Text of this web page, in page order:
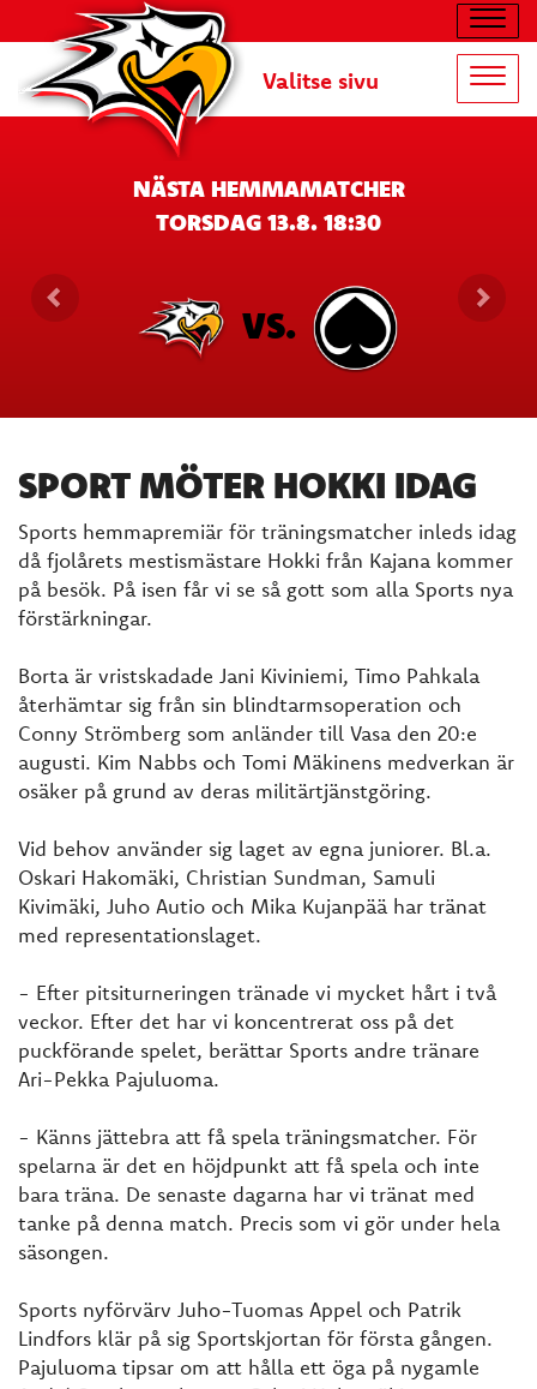
Valitse sivu
NÄSTA HEMMAMATCHER
TORSDAG 13.8. 18:30
VS.
SPORT MÖTER HOKKI IDAG
Sports hemmapremiär för träningsmatcher inleds idag
då fjolårets mestismästare Hokki från Kajana kommer
på besök. På isen får vi se så gott som alla Sports nya
förstärkningar.
Borta är vristskadade Jani Kiviniemi, Timo Pahkala
återhämtar sig från sin blindtarmsoperation och
Conny Strömberg som anländer till Vasa den 20:e
augusti. Kim Nabbs och Tomi Mäkinens medverkan är
osäker på grund av deras militärtjänstgöring.
Vid behov använder sig laget av egna juniorer. Bl.a.
Oskari Hakomäki, Christian Sundman, Samuli
Kivimäki, Juho Autio och Mika Kujanpää har tränat
med representationslaget.
- Efter pitsiturneringen tränade vi mycket hårt i två
veckor. Efter det har vi koncentrerat oss på det
puckförande spelet, berättar Sports andre tränare
Ari-Pekka Pajuluoma.
- Känns jättebra att få spela träningsmatcher. För
spelarna är det en höjdpunkt att få spela och inte
bara träna. De senaste dagarna har vi tränat med
tanke på denna match. Precis som vi gör under hela
säsongen.
Sports nyförvärv Juho-Tuomas Appel och Patrik
Lindfors klär på sig Sportskjortan för första gången.
Pajuluoma tipsar om att hålla ett öga på nygamle